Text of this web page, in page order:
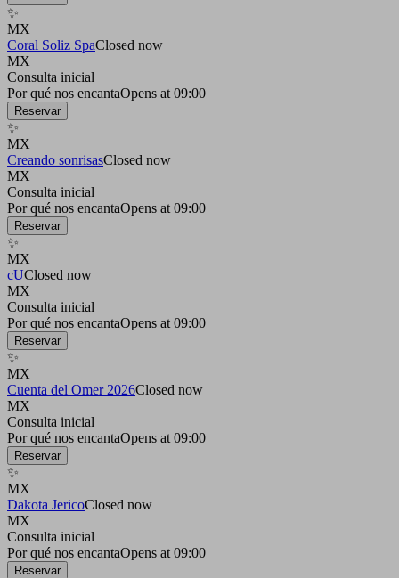
✨
MX
Coral Soliz SpaClosed now
MX
Consulta inicial
Por qué nos encantaOpens at 09:00
Reservar
✨
MX
Creando sonrisasClosed now
MX
Consulta inicial
Por qué nos encantaOpens at 09:00
Reservar
✨
MX
cUClosed now
MX
Consulta inicial
Por qué nos encantaOpens at 09:00
Reservar
✨
MX
Cuenta del Omer 2026Closed now
MX
Consulta inicial
Por qué nos encantaOpens at 09:00
Reservar
✨
MX
Dakota JericoClosed now
MX
Consulta inicial
Por qué nos encantaOpens at 09:00
Reservar